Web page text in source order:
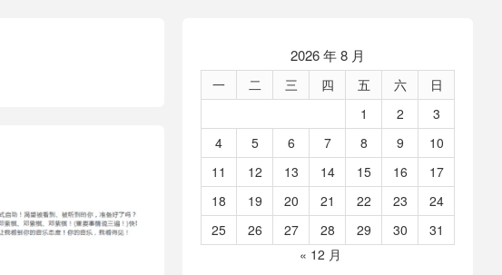
2026 年 8 月
一 二 三 四 五 六
日
1
2
3
4
5 6 7 8 9
10
11
12 13 14 15 16
17
18
19 20 21 22 23
24
25
26 27 28 29 30
31
« 12 月